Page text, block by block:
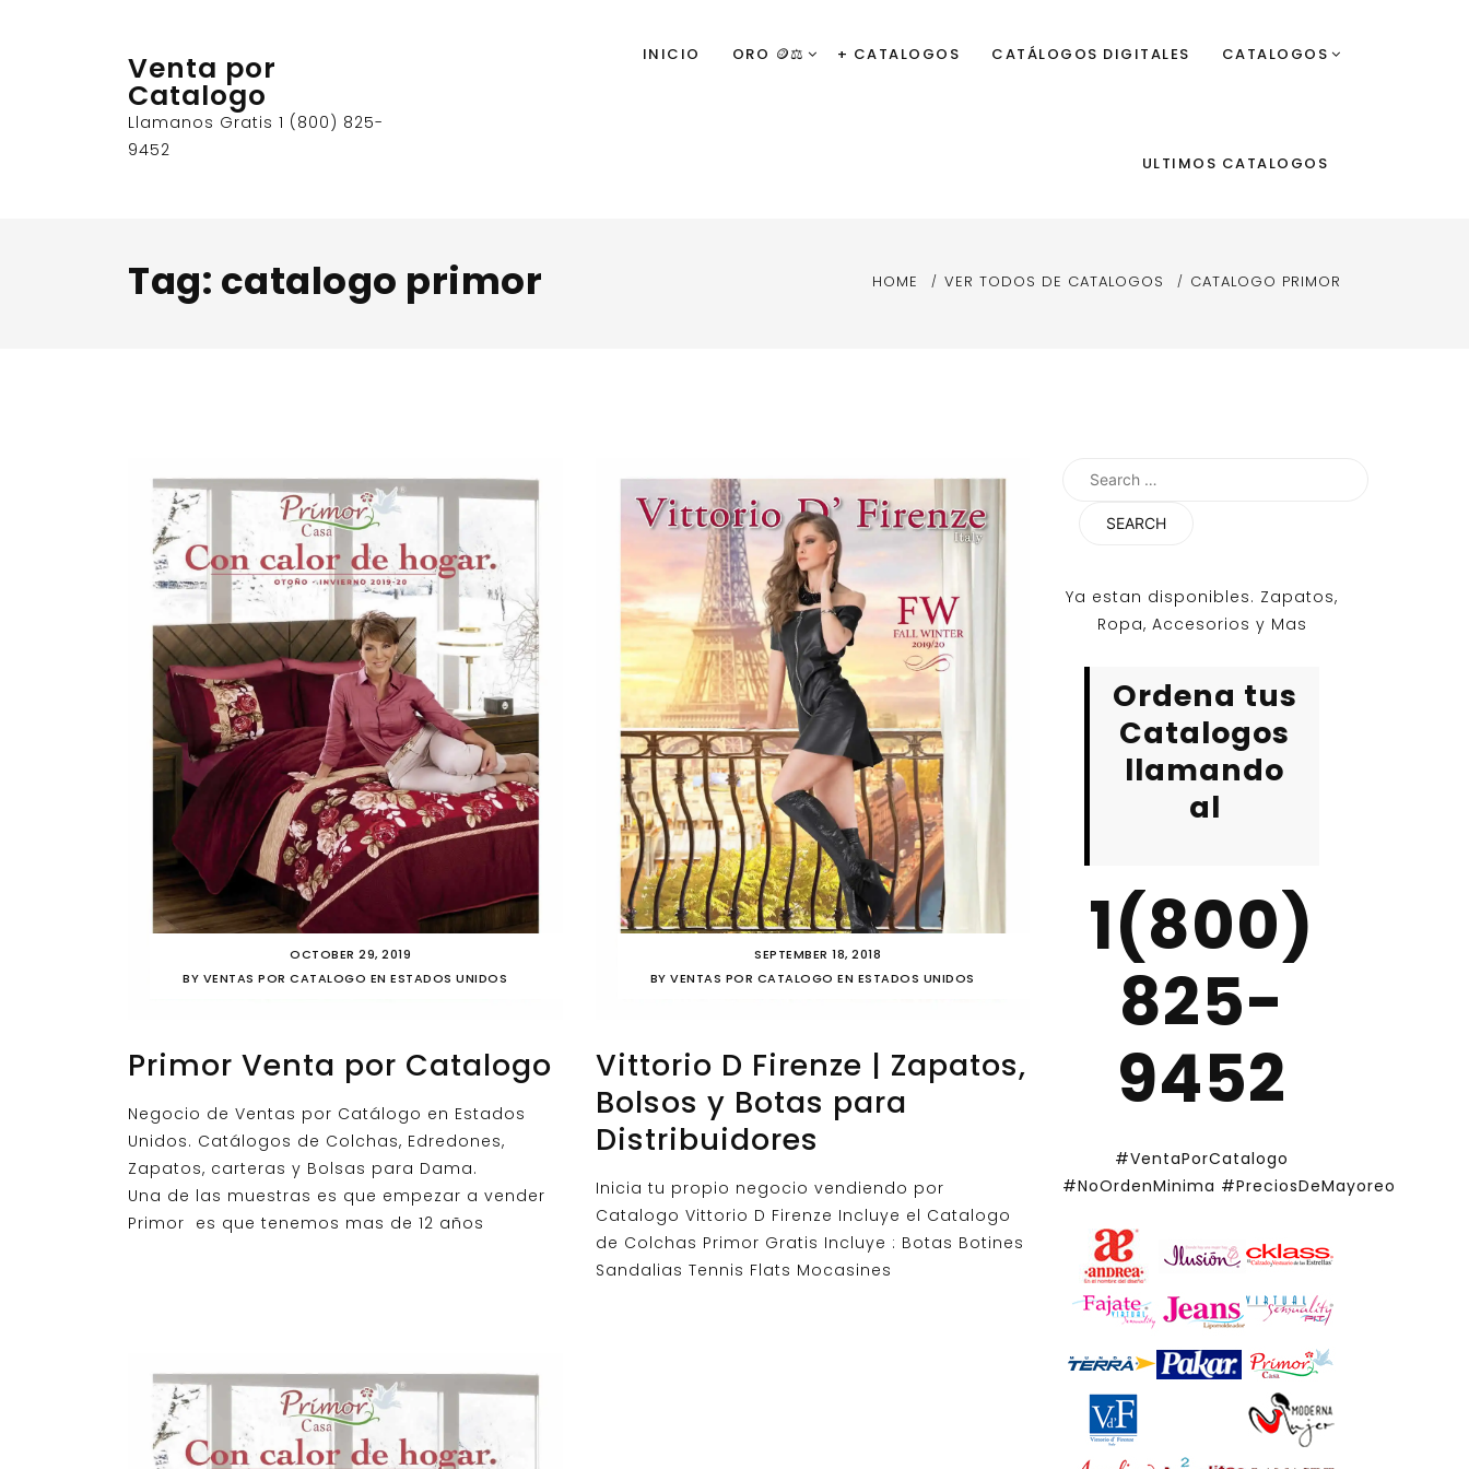
Venta por
Catalogo
Llamanos Gratis 1 (800) 825-
9452
INICIO ORO 🪙⚖️ + CATALOGOS CATÁLOGOS DIGITALES CATALOGOS
ULTIMOS CATALOGOS
Tag: catalogo primor HOME VER TODOS DE CATALOGOS CATALOGO PRIMOR
OCTOBER 29, 2019
BY VENTAS POR CATALOGO EN ESTADOS UNIDOS
Primor Venta por Catalogo
Negocio de Ventas por Catálogo en Estados
Unidos. Catálogos de Colchas, Edredones,
Zapatos, carteras y Bolsas para Dama.
Una de las muestras es que empezar a vender
Primor es que tenemos mas de 12 años
SEPTEMBER 18, 2018
BYVENTAS POR CATALOGO EN ESTADOS UNIDOS
Vittorio D Firenze | Zapatos,
Bolsos y Botas para
Distribuidores
Inicia tu propio negocio vendiendo por
Catalogo Vittorio D Firenze Incluye el Catalogo
de Colchas Primor Gratis Incluye : Botas Botines
Sandalias Tennis Flats Mocasines
Search
Ya estan disponibles. Zapatos,
Ropa, Accesorios y Mas
Ordena tus
Catalogos
llamando
al
1(800)
825-
9452
#VentaPorCatalogo
#NoOrdenMinima #PreciosDeMayoreo